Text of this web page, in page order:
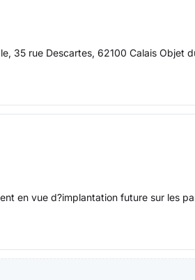
35 rue Descartes, 62100 Calais Objet
en vue d?implantation future sur les